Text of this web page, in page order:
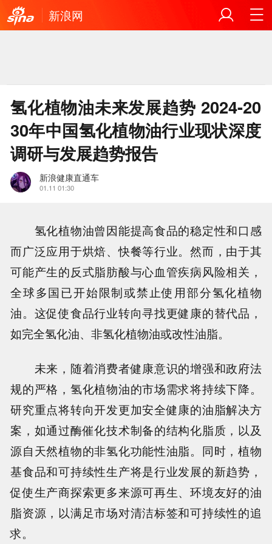
新浪网
氢化植物油未来发展趋势 2024-20
30年中国氢化植物油行业现状深度
调研与发展趋势报告
新浪健康直通车
01.11 01:30
氢化植物油曾因能提高食品的稳定性和口感
而广泛应用于烘焙、快餐等行业。然而，由于其
可能产生的反式脂肪酸与心血管疾病风险相关，
全球多国已开始限制或禁止使用部分氢化植物
油。这促使食品行业转向寻找更健康的替代品，
如完全氢化油、非氢化植物油或改性油脂。
未来，随着消费者健康意识的增强和政府法
规的严格，氢化植物油的市场需求将持续下降。
研究重点将转向开发更加安全健康的油脂解决方
案，如通过酶催化技术制备的结构化脂质，以及
源自天然植物的非氢化功能性油脂。同时，植物
基食品和可持续性生产将是行业发展的新趋势，
促使生产商探索更多来源可再生、环境友好的油
脂资源，以满足市场对清洁标签和可持续性的追
求。